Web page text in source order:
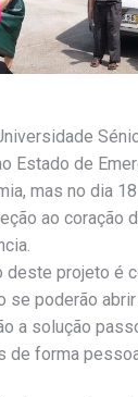
Estado de
mas no dia
ao coração
deste projeto é
se poderão
a solução
de forma